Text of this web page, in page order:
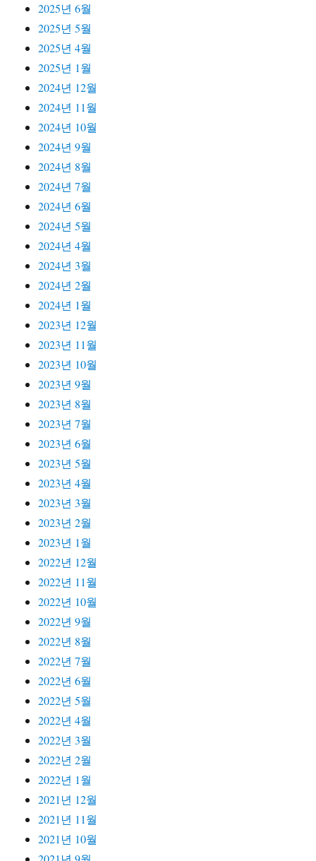
2025년 6월
2025년 5월
2025년 4월
2025년 1월
2024년 12월
2024년 11월
2024년 10월
2024년 9월
2024년 8월
2024년 7월
2024년 6월
2024년 5월
2024년 4월
2024년 3월
2024년 2월
2024년 1월
2023년 12월
2023년 11월
2023년 10월
2023년 9월
2023년 8월
2023년 7월
2023년 6월
2023년 5월
2023년 4월
2023년 3월
2023년 2월
2023년 1월
2022년 12월
2022년 11월
2022년 10월
2022년 9월
2022년 8월
2022년 7월
2022년 6월
2022년 5월
2022년 4월
2022년 3월
2022년 2월
2022년 1월
2021년 12월
2021년 11월
2021년 10월